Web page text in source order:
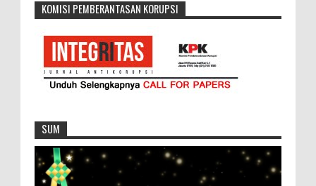
KOMISI PEMBERANTASAN KORUPSI
SUM